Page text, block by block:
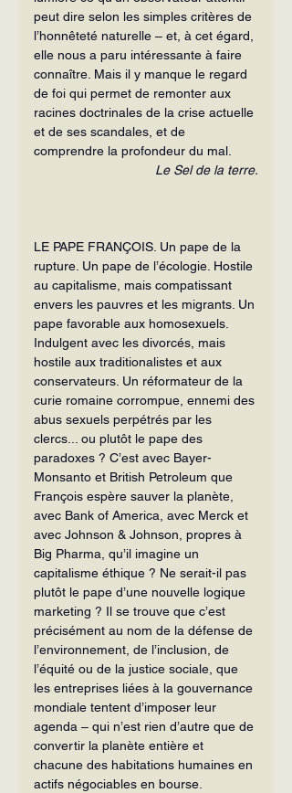
peut dire selon les simples critères de
l’honnêteté naturelle – et, à cet égard,
elle nous a paru intéressante à faire
connaître. Mais il y manque le regard
de foi qui permet de remonter aux
racines doctrinales de la crise actuelle
et de ses scandales, et de
comprendre la profondeur du mal.
Le Sel de la terre.
LE PAPE FRANÇOIS. Un pape de la
rupture. Un pape de l’écologie. Hostile
au capitalisme, mais compatissant
envers les pauvres et les migrants. Un
pape favorable aux homosexuels.
Indulgent avec les divorcés, mais
hostile aux traditionalistes et aux
conservateurs. Un réformateur de la
curie romaine corrompue, ennemi des
abus sexuels perpétrés par les
clercs... ou plutôt le pape des
paradoxes ? C’est avec Bayer-
Monsanto et British Petroleum que
François espère sauver la planète,
avec Bank of America, avec Merck et
avec Johnson & Johnson, propres à
Big Pharma, qu’il imagine un
capitalisme éthique ? Ne serait-il pas
plutôt le pape d’une nouvelle logique
marketing ? Il se trouve que c’est
précisément au nom de la défense de
l’environnement, de l’inclusion, de
l’équité ou de la justice sociale, que
les entreprises liées à la gouvernance
mondiale tentent d’imposer leur
agenda – qui n’est rien d’autre que de
convertir la planète entière et
chacune des habitations humaines en
actifs négociables en bourse.